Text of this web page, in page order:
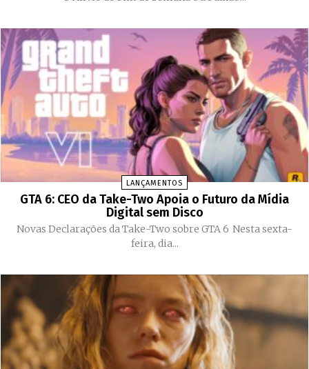
LANÇAMENTOS
GTA 6: CEO da Take-Two Apoia o Futuro da Mídia
Digital sem Disco
Novas Declarações da Take-Two sobre GTA 6 Nesta sexta-
feira, dia...